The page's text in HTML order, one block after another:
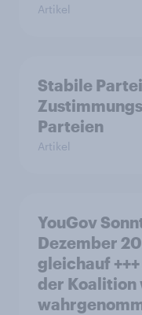
Artikel
Stabile
Parteien
Artikel
YouGov
Dezember
gleichauf
der Koalition